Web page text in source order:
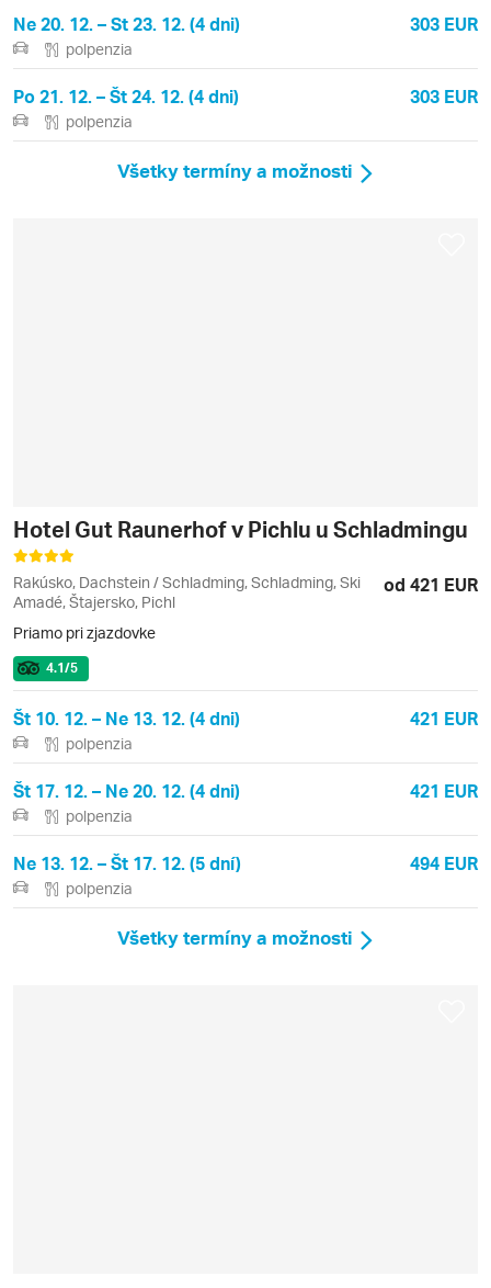
Ne 20. 12. – St 23. 12. (4 dni) 303 EUR
polpenzia
Po 21. 12. – Št 24. 12. (4 dni) 303 EUR
polpenzia
Všetky termíny a možnosti
Hotel Gut Raunerhof v Pichlu u Schladmingu
Rakúsko, Dachstein / Schladming, Schladming, Ski
Amadé, Štajersko, Pichl
od 421 EUR
Priamo pri zjazdovke
4.1/5
Št 10. 12. – Ne 13. 12. (4 dni) 421 EUR
polpenzia
Št 17. 12. – Ne 20. 12. (4 dni) 421 EUR
polpenzia
Ne 13. 12. – Št 17. 12. (5 dní) 494 EUR
polpenzia
Všetky termíny a možnosti